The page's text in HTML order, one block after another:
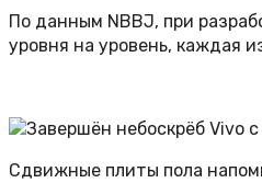
По данным NBBJ, при
уровня на уровень, каждая
Сдвижные плиты пола